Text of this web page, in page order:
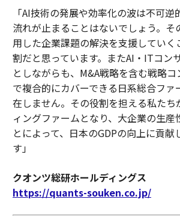
「AI技術の発展や効率化の波は不可逆
流れが止まることはないでしょう。そ
用した企業課題の解決を支援していく
割だと思っています。またAI・ITコン
としながらも、M&A戦略を含む戦略
で複合的にカバーできる日系総合ファ
在しません。その役割を担える私たち
ィングファームとなり、大企業の生産
とによって、日本のGDPの向上に貢献
す」
クオンツ総研ホールディングス
https://quants-souken.co.jp/